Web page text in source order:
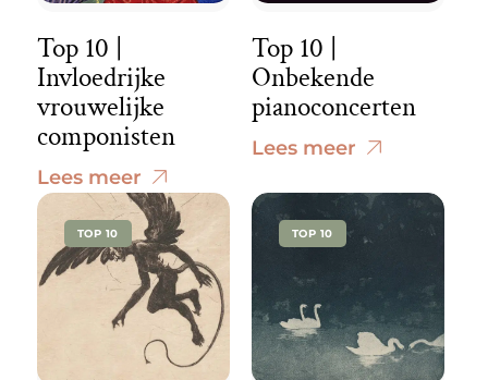
Top 10 |
Invloedrijke
vrouwelijke
componisten
Lees meer
Top 10 |
Onbekende
pianoconcerten
Lees meer
TOP 10 TOP 10